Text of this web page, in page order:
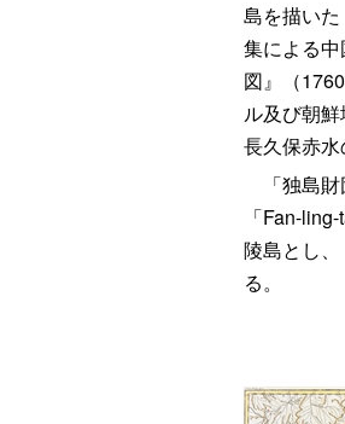
島を描い
集による
図』（
ル及び朝
長久保赤水
「独島財
「Fan-
陵島とし
る。